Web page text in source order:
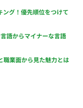
ング！優先順位をつけて
語からマイナーな言語
職業面から見た魅力とは